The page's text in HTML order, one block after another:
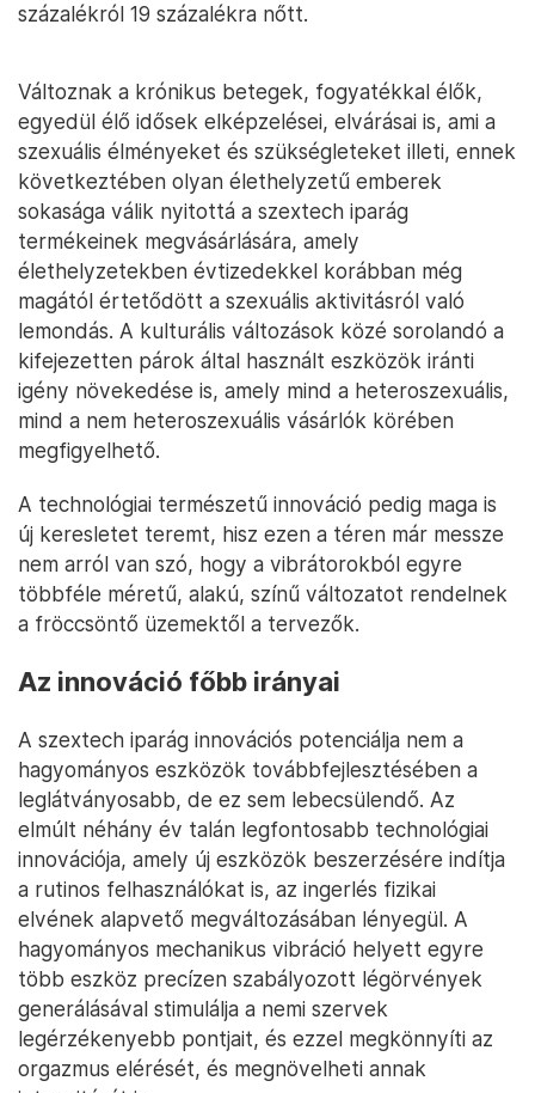
százalékról 19 százalékra nőtt.
Változnak a krónikus betegek, fogyatékkal élők,
egyedül élő idősek elképzelései, elvárásai is, ami a
szexuális élményeket és szükségleteket illeti, ennek
következtében olyan élethelyzetű emberek
sokasága válik nyitottá a szextech iparág
termékeinek megvásárlására, amely
élethelyzetekben évtizedekkel korábban még
magától értetődött a szexuális aktivitásról való
lemondás. A kulturális változások közé sorolandó a
kifejezetten párok által használt eszközök iránti
igény növekedése is, amely mind a heteroszexuális,
mind a nem heteroszexuális vásárlók körében
megfigyelhető.
A technológiai természetű innováció pedig maga is
új keresletet teremt, hisz ezen a téren már messze
nem arról van szó, hogy a vibrátorokból egyre
többféle méretű, alakú, színű változatot rendelnek
a fröccsöntő üzemektől a tervezők.
Az innováció főbb irányai
A szextech iparág innovációs potenciálja nem a
hagyományos eszközök továbbfejlesztésében a
leglátványosabb, de ez sem lebecsülendő. Az
elmúlt néhány év talán legfontosabb technológiai
innovációja, amely új eszközök beszerzésére indítja
a rutinos felhasználókat is, az ingerlés fizikai
elvének alapvető megváltozásában lényegül. A
hagyományos mechanikus vibráció helyett egyre
több eszköz precízen szabályozott légörvények
generálásával stimulálja a nemi szervek
legérzékenyebb pontjait, és ezzel megkönnyíti az
orgazmus elérését, és megnövelheti annak